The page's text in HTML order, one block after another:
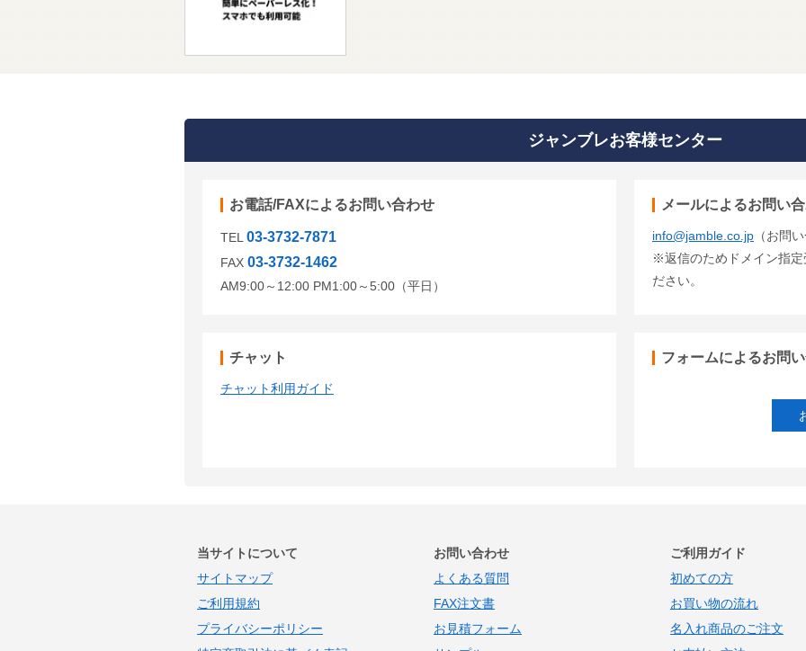
ジャンブレお客様センター
お電話/FAXによるお問い合わせ
TEL 03-3732-7871
FAX 03-3732-1462
AM9:00～12:00 PM1:00～5:00（平日）
メールによるお問い
info@jamble.co.jp （お問
※返信のためドメイン指
ださい。
チャット
チャット利用ガイド
フォームによるお問
当サイトについて
サイトマップ
ご利用規約
プライバシーポリシー
お問い合わせ
よくある質問
FAX注文書
お見積フォーム
ご利用ガイド
初めての方
お買い物の流れ
名入れ商品のご注文